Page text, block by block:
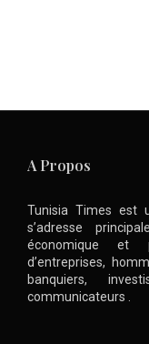
A Propos
Tunisia Times est
s’adresse
économique et
d’entreprises,
banquiers,
communicateurs .